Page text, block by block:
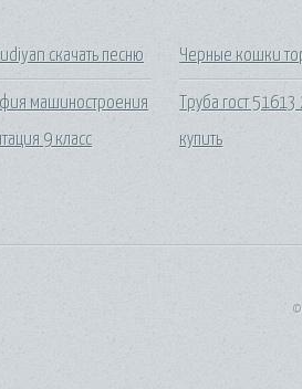
скачать песню
машиностроения
9 класс
Черные кошки
Труба гост
купить